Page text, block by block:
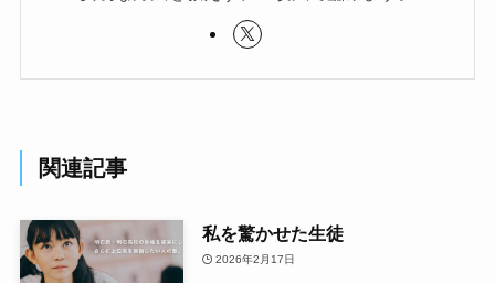
関連記事
私を驚かせた生徒
2026年2月17日